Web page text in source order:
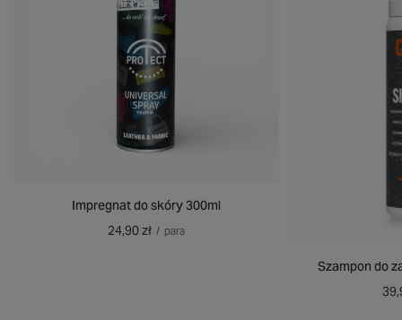
Impregnat do skóry 300ml
24,90 zł / para
Szampon do